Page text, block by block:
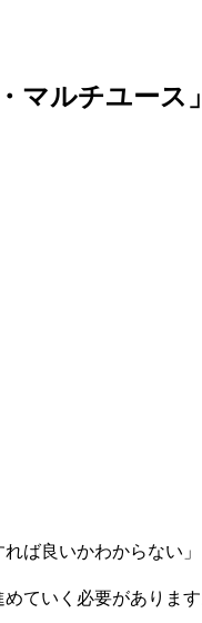
マルチユース
ば良いかわからない
ていく必要があります